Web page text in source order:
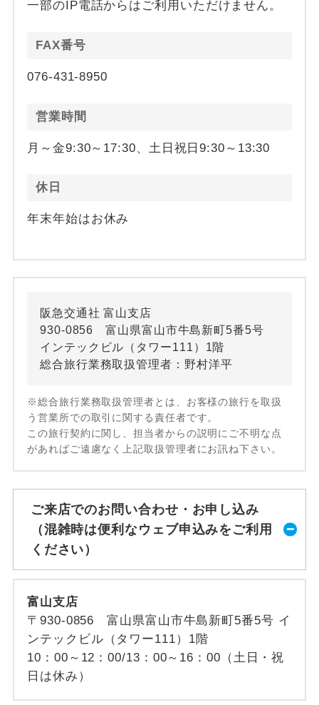
一部のIP電話からはご利用いただけません。
FAX番号
076-431-8950
営業時間
月～金9:30～17:30、土日祝日9:30～13:30
休日
年末年始はお休み
阪急交通社 富山支店
930-0856 富山県富山市牛島新町5番5号
インテックビル（タワー111）1階
総合旅行業務取扱管理者：野村洋平
※総合旅行業務取扱管理者とは、お客様の旅行を取扱
う営業所での取引に関する責任者です。
この旅行契約に関し、担当者からの説明にご不明な点
があればご遠慮なく上記取扱管理者にお訊ね下さい。
ご来店でのお問い合わせ・お申し込み
（混雑時は便利なウェブ申込みをご利用
ください）
富山支店
〒930-0856 富山県富山市牛島新町5番5号 イ
ンテックビル（タワー111）1階
10：00～12：00/13：00～16：00（土日・祝
日は休み）